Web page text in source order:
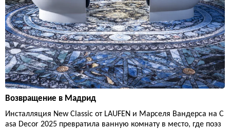
Возвращение в Мадрид
Инсталляция New Classic от LAUFEN и Марселя Вандерса на C
asa Decor 2025 превратила ванную комнату в место, где поэз